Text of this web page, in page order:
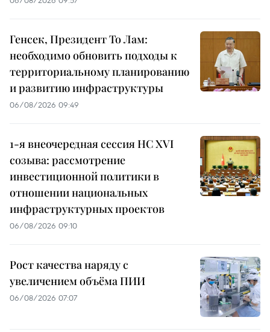
Генсек, Президент То Лам:
необходимо обновить подходы к
территориальному планированию
и развитию инфраструктуры
06/08/2026 09:49
1-я внеочередная сессия НС XVI
созыва: рассмотрение
инвестиционной политики в
отношении национальных
инфраструктурных проектов
06/08/2026 09:10
Рост качества наряду с
увеличением объёма ПИИ
06/08/2026 07:07